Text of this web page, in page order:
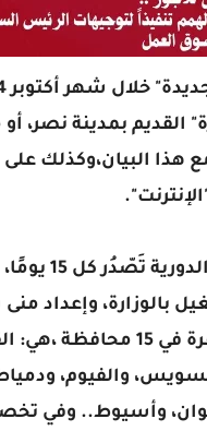
القديم بمدينة نصر،
هذا البيان،وكذلك
وبحسب البيان قالت
بالوزارة، وإعداد
بـ"الإدارة"، تُعلِن اليوم عن فُرص عمل جديدة،
والفيوم،
وأسيوط.. وفي